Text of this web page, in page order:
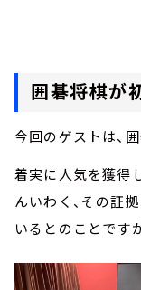
囲碁将棋が
今回のゲストは、
着実に人気を獲得
んいわく、その証
いるとのことですが